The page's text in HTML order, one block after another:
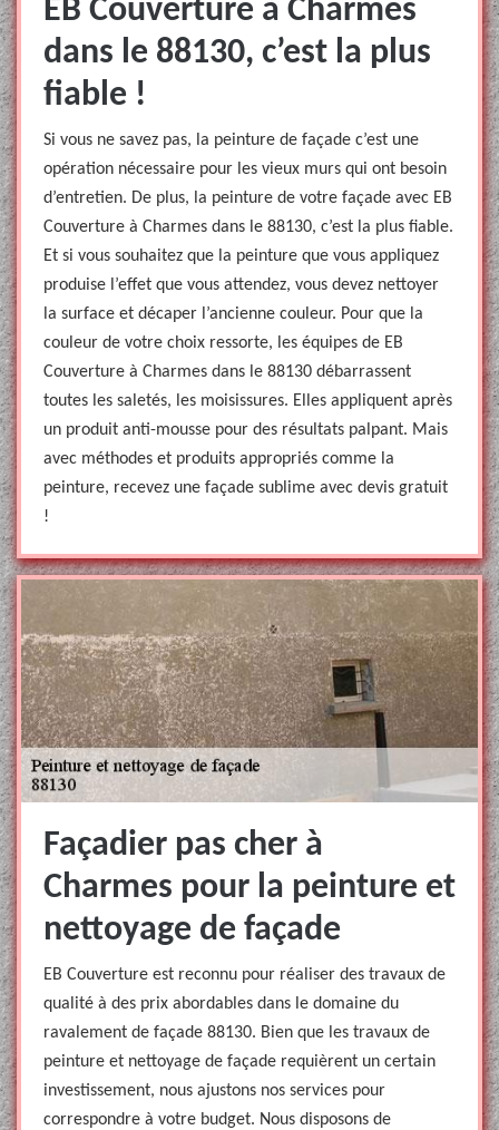
EB Couverture à Charmes
dans le 88130, c’est la plus
fiable !
Si vous ne savez pas, la peinture de façade c’est une
opération nécessaire pour les vieux murs qui ont besoin
d’entretien. De plus, la peinture de votre façade avec EB
Couverture à Charmes dans le 88130, c’est la plus fiable.
Et si vous souhaitez que la peinture que vous appliquez
produise l’effet que vous attendez, vous devez nettoyer
la surface et décaper l’ancienne couleur. Pour que la
couleur de votre choix ressorte, les équipes de EB
Couverture à Charmes dans le 88130 débarrassent
toutes les saletés, les moisissures. Elles appliquent après
un produit anti-mousse pour des résultats palpant. Mais
avec méthodes et produits appropriés comme la
peinture, recevez une façade sublime avec devis gratuit
!
Façadier pas cher à
Charmes pour la peinture et
nettoyage de façade
EB Couverture est reconnu pour réaliser des travaux de
qualité à des prix abordables dans le domaine du
ravalement de façade 88130. Bien que les travaux de
peinture et nettoyage de façade requièrent un certain
investissement, nous ajustons nos services pour
correspondre à votre budget. Nous disposons de